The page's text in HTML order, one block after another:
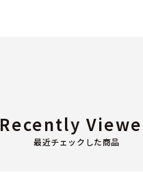
最近チェックした商品
Recently